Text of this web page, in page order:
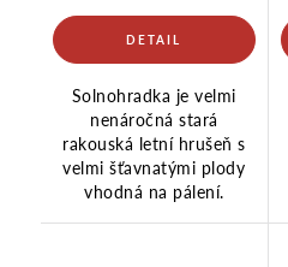
Solnohradka je velmi
nenáročná stará
rakouská letní hrušeň s
velmi šťavnatými plody
vhodná na pálení.